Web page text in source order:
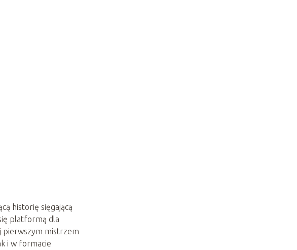
historię sięgającą
platformą dla
pierwszym mistrzem
i w formacie